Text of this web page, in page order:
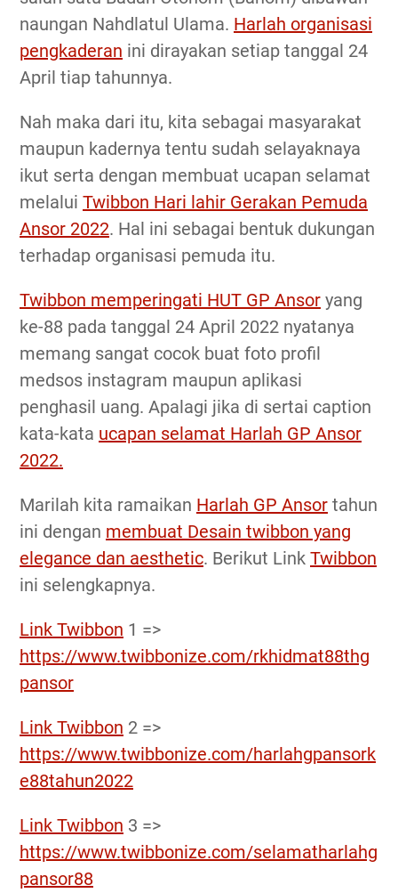
naungan Nahdlatul Ulama. Harlah organisasi
pengkaderan ini dirayakan setiap tanggal 24
April tiap tahunnya.
Nah maka dari itu, kita sebagai masyarakat
maupun kadernya tentu sudah selayaknaya
ikut serta dengan membuat ucapan selamat
melalui Twibbon Hari lahir Gerakan Pemuda
Ansor 2022. Hal ini sebagai bentuk dukungan
terhadap organisasi pemuda itu.
Twibbon memperingati HUT GP Ansor yang
ke-88 pada tanggal 24 April 2022 nyatanya
memang sangat cocok buat foto profil
medsos instagram maupun aplikasi
penghasil uang. Apalagi jika di sertai caption
kata-kata ucapan selamat Harlah GP Ansor
2022.
Marilah kita ramaikan Harlah GP Ansor tahun
ini dengan membuat Desain twibbon yang
elegance dan aesthetic. Berikut Link Twibbon
ini selengkapnya.
Link Twibbon 1 =>
https://www.twibbonize.com/rkhidmat88thg
pansor
Link Twibbon 2 =>
https://www.twibbonize.com/harlahgpansork
e88tahun2022
Link Twibbon 3 =>
https://www.twibbonize.com/selamatharlahg
pansor88